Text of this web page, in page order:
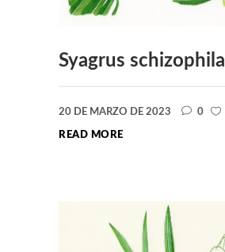
Syagrus schizophila
20 DE MARZO DE 2023 0
READ MORE